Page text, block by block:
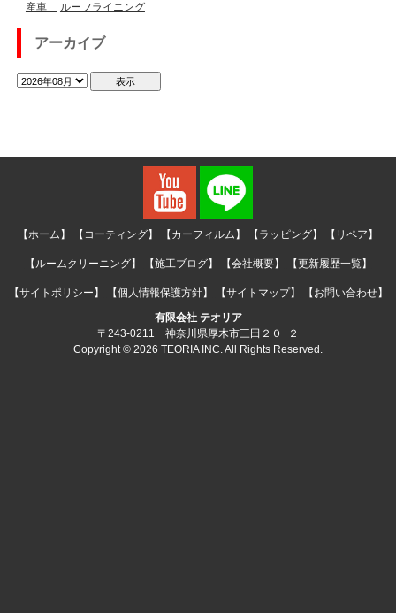
産車
ルーフライニング
アーカイブ
【ホーム】 【コーティング】 【カーフィルム】 【ラッピング】 【リペア】
【ルームクリーニング】 【施工ブログ】 【会社概要】 【更新履歴一覧】
【サイトポリシー】 【個人情報保護方針】 【サイトマップ】
【お問い合わせ】
有限会社 テオリア
〒243-0211 神奈川県厚木市三田２０−２
Copyright © 2026 TEORIA INC. All Rights Reserved.